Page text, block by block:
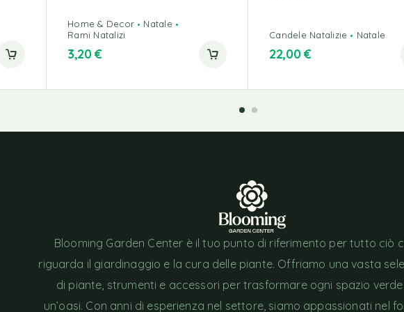
Home & Decor
Natale
Rami Natalizi
3,20€
Candele Natalizie Natale
22,00€
Blooming Garden Center è il tuo punto di riferimento per tutto ciò
riguarda il giardinaggio e la cura delle piante. Offriamo una vasta
di piante, strumenti e accessori per trasformare ogni spazio verde
un’oasi. Con anni di esperienza nel settore, siamo appassionati nel